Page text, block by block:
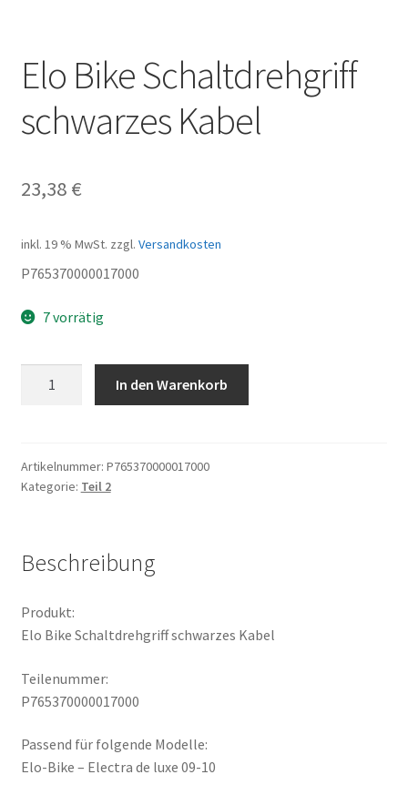
Elo Bike Schaltdrehgriff
schwarzes Kabel
23,38 €
inkl. 19 % MwSt. zzgl. Versandkosten
P765370000017000
7 vorrätig
Kabel
Menge
In den Warenkorb
Artikelnummer: P765370000017000
Kategorie: Teil 2
Beschreibung
Produkt:
Elo Bike Schaltdrehgriff schwarzes Kabel
Teilenummer:
P765370000017000
Passend für folgende Modelle:
Elo-Bike – Electra de luxe 09-10